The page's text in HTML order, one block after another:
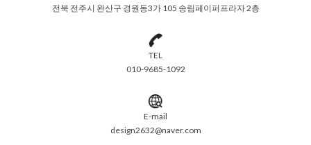
전북 전주시 완산구 경원동3가 105 송림페이퍼프라자 2층
TEL
010-9685-1092
E-mail
design2632@naver.com